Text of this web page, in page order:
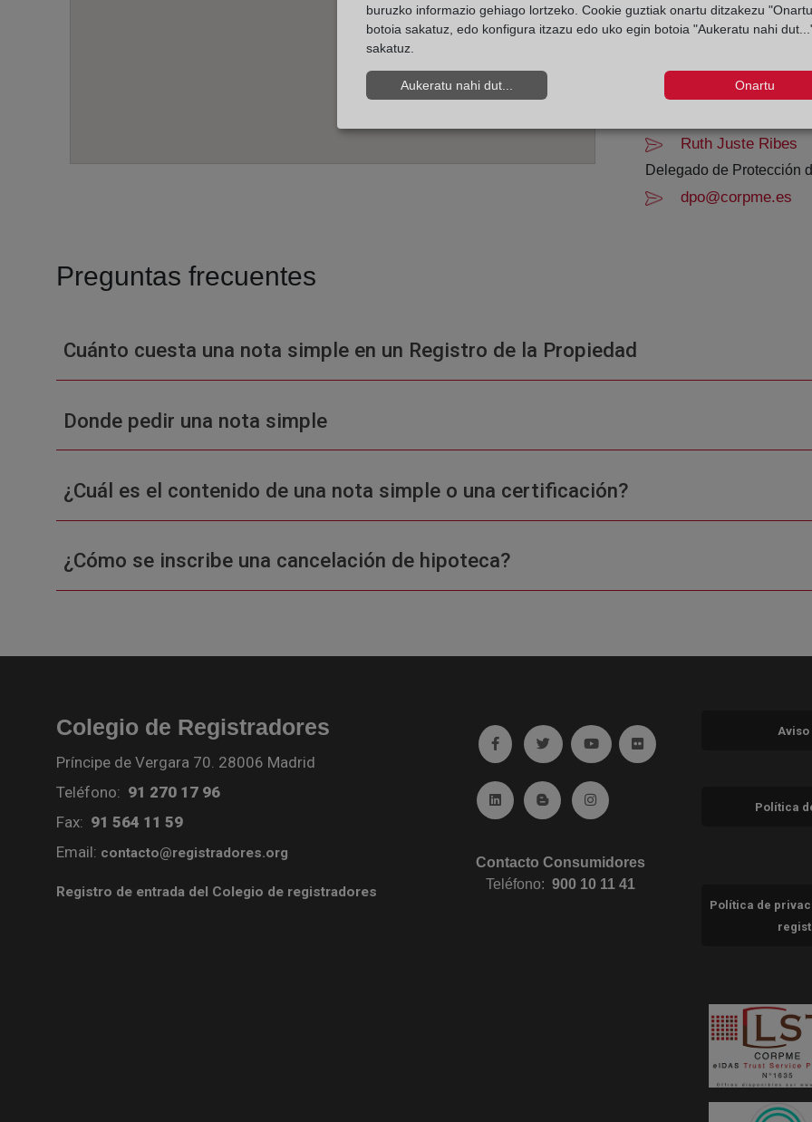
Datos de contacto:
Ruth Juste Ribes
Delegado de Protección
dpo@corpme.es
Preguntas frecuentes
Cuánto cuesta una nota simple en un Registro de la Propiedad
Donde pedir una nota simple
¿Cuál es el contenido de una nota simple o una certificación?
¿Cómo se inscribe una cancelación de hipoteca?
Colegio de Registradores
Príncipe de Vergara 70. 28006 Madrid
Teléfono: 91 270 17 96
Fax: 91 564 11 59
Email: contacto@registradores.org
Registro de entrada del Colegio de registradores
Ir a facebook (abre en ventana nueva)
Ir a twitter (abre en ventana nueva)
Ir a YouTube (abre en ventana nueva)
Ir a Flickr (abre en ventana
Ir a Linkedin (abre en ventana nueva)
Ir al Blog (abre en ventana nueva)
Ir a Instagram (abre en ventana
Contacto Consumidores
Teléfono:900 10 11 41
Aviso
Política
Política de
buruzko informazio gehiago lortzeko. Cookie guztiak onartu ditzakezu
botoia sakatuz, edo konfigura itzazu edo uko egin botoia "Aukeratu nahi
sakatuz.
Aukeratu nahi dut... Onartu